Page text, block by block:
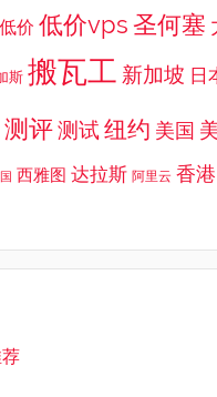
低价 低价vps 圣何塞
斯 搬瓦工 新加坡 日
测评测试纽约 美国
西雅图 达拉斯 阿里云 香港